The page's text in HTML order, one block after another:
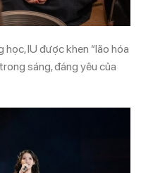
IU được khen “lão hóa
sáng, đáng yêu của